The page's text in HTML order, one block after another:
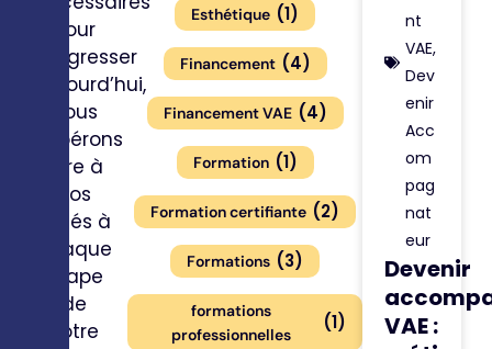
pour
progresser
aujourd’hui,
nous
espérons
être à
vos
côtés à
chaque
étape
de
votre
Esthétique (1)
Financement (4)
Financement VAE (4)
Formation (1)
Formation certifiante (2)
Formations (3)
formations
professionnelles
(1)
nt
VAE,
Dev
enir
Acc
om
pag
nat
eur
Devenir
VAE :